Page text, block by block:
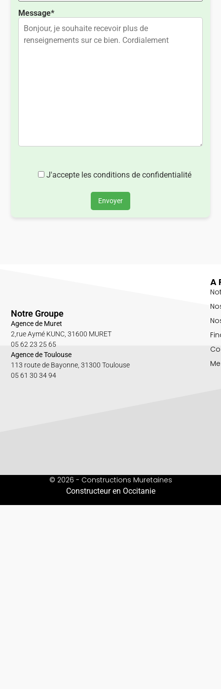
Message*
J'accepte les conditions de confidentialité
Envoyer
A
Notre Groupe
Agence de Muret
2,rue Aymé KUNC, 31600 MURET
05 62 23 25 65
Agence de Toulouse
113 route de Bayonne, 31300 Toulouse
05 61 30 34 94
© 2026 - Constructions Muretaines
Constructeur en Occitanie